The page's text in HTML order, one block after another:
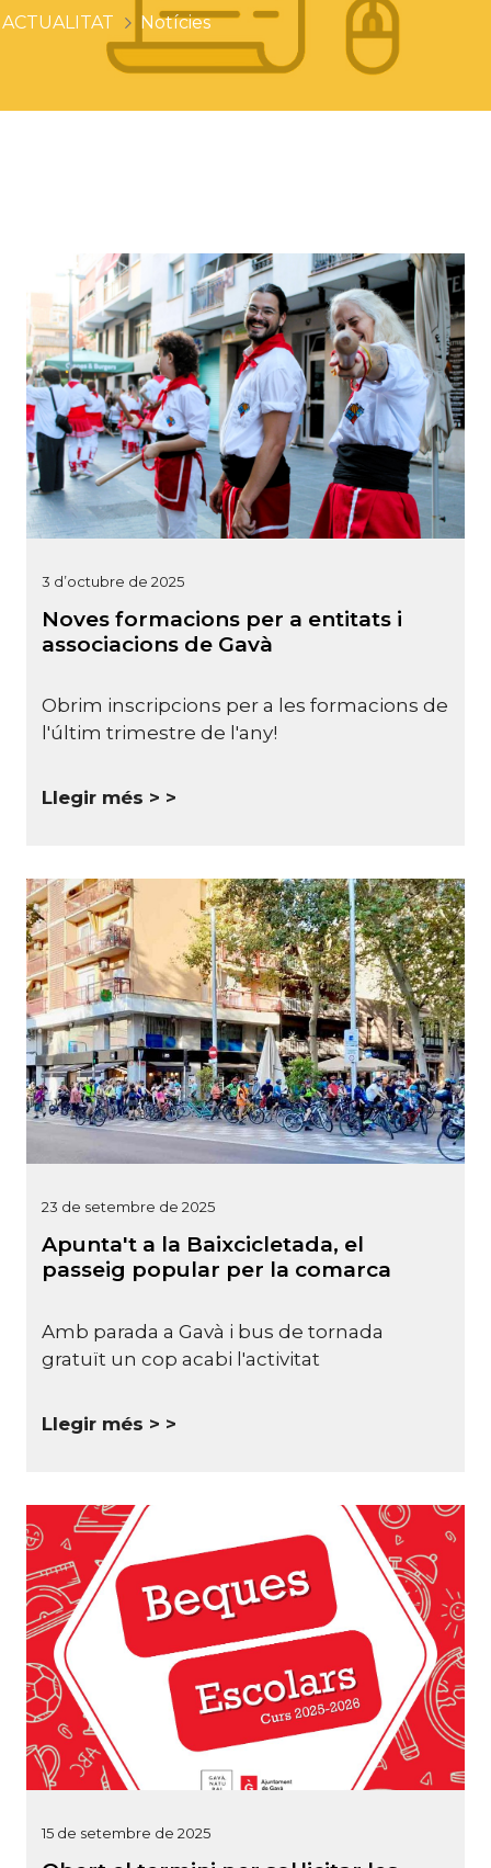
ACTUALITAT Notícies
3 d’octubre de 2025
Noves formacions per a entitats i
associacions de Gavà
Obrim inscripcions per a les formacions de
l'últim trimestre de l'any!
Llegir més >
23 de setembre de 2025
Apunta't a la Baixcicletada, el
passeig popular per la comarca
Amb parada a Gavà i bus de tornada
gratuït un cop acabi l'activitat
Llegir més >
15 de setembre de 2025